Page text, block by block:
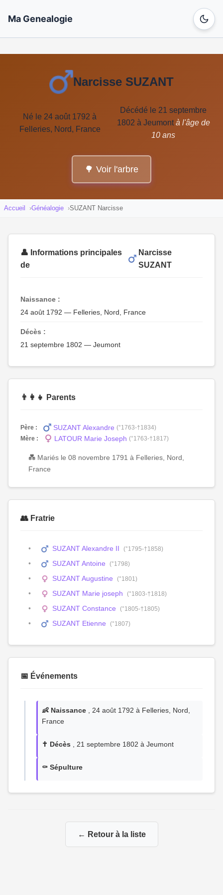
Ma Genealogie
Narcisse SUZANT
Né le 24 août 1792 à
Felleries, Nord, France
Décédé le 21 septembre
1802 à Jeumontà l'âge de
10 ans
🌳 Voir l'arbre
Accueil Généalogie SUZANT Narcisse
👤 Informations principales
de
Narcisse
SUZANT
Naissance :
24 août 1792 — Felleries, Nord, France
Décès :
21 septembre 1802 — Jeumont
👨‍👩‍👧 Parents
Père : SUZANT Alexandre (°1763-†1834)
Mère :
LATOUR Marie Joseph (°1763-†1817)
💑 Mariés le 08 novembre 1791 à Felleries, Nord,
France
👥 Fratrie
SUZANT Alexandre II (°1795-†1858)
SUZANT Antoine (°1798)
SUZANT Augustine (°1801)
SUZANT Marie joseph (°1803-†1818)
SUZANT Constance (°1805-†1805)
SUZANT Etienne (°1807)
📅 Événements
👶 Naissance , 24 août 1792 à Felleries, Nord,
France
✝️ Décès , 21 septembre 1802 à Jeumont
⚰️ Sépulture
← Retour à la liste